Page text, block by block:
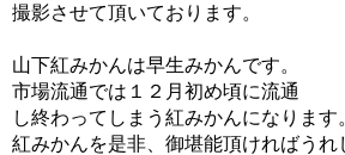
撮影させて頂いております。
山下紅みかんは早生みかんです。
市場流通では１２月初め頃に流通
し終わってしまう紅みかんになります
紅みかんを是非、御堪能頂ければうれ